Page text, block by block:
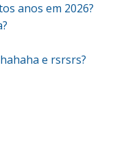
anos em 2026?
e rsrsrs?